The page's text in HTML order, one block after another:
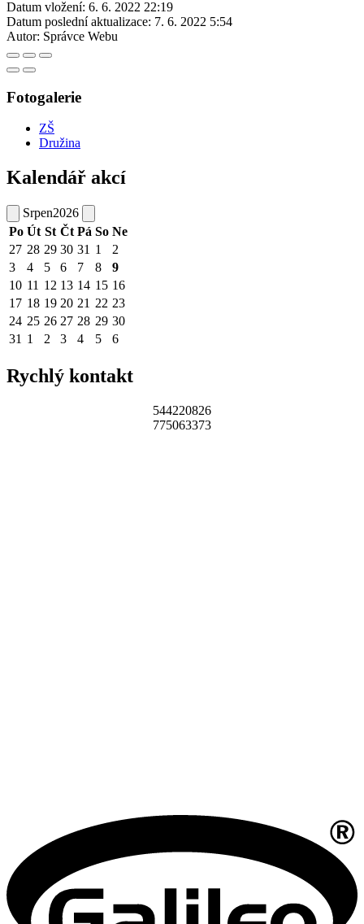
Datum vložení: 6. 6. 2022 22:19
Datum poslední aktualizace: 7. 6. 2022 5:54
Autor: Správce Webu
Fotogalerie
ZŠ
Družina
Kalendář akcí
Srpen2026
Po Út St Čt Pá So Ne
27 28 29 30 31 1
2
3
4 5 6 7 8
9
10 11 12 13 14 15 16
17 18 19 20 21 22 23
24 25 26 27 28 29 30
31 1 2 3 4 5 6
Rychlý kontakt
544220826
775063373